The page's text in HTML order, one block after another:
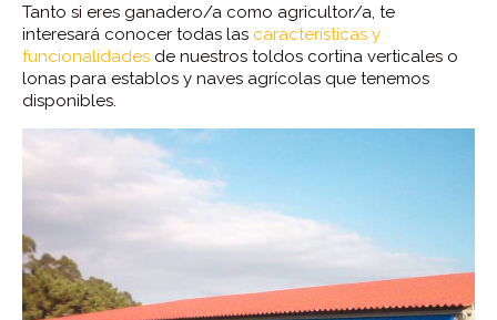
Tanto si eres ganadero/a como agricultor/a, te
interesará conocer todas las características y
funcionalidades de nuestros toldos cortina verticales o
lonas para establos y naves agrícolas que tenemos
disponibles.